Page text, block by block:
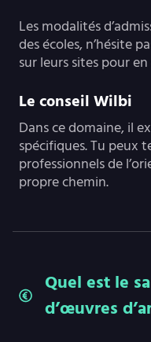
Les modalités
des écoles, n’hésite
sur leurs sites pour
Le conseil Wilbi
Dans ce domaine, il
spécifiques. Tu peux
professionnels de
propre chemin.
Quel est le
d’œuvres